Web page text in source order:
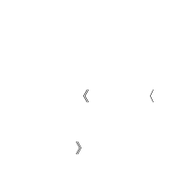
《 〈
》